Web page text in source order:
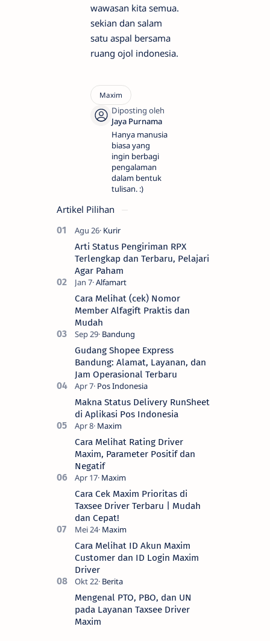
wawasan kita semua.
sekian dan salam
satu aspal bersama
ruang ojol indonesia.
Hanya manusia
biasa yang
ingin berbagi
pengalaman
dalam bentuk
tulisan. :)
Artikel Pilihan
Arti Status Pengiriman RPX
Terlengkap dan Terbaru, Pelajari
Agar Paham
Cara Melihat (cek) Nomor
Member Alfagift Praktis dan
Mudah
Gudang Shopee Express
Bandung: Alamat, Layanan, dan
Jam Operasional Terbaru
Makna Status Delivery RunSheet
di Aplikasi Pos Indonesia
Cara Melihat Rating Driver
Maxim, Parameter Positif dan
Negatif
Cara Cek Maxim Prioritas di
Taxsee Driver Terbaru | Mudah
dan Cepat!
Cara Melihat ID Akun Maxim
Customer dan ID Login Maxim
Driver
Mengenal PTO, PBO, dan UN
pada Layanan Taxsee Driver
Maxim